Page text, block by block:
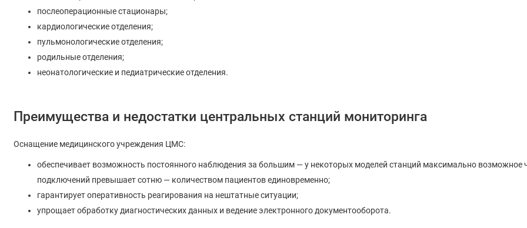
послеоперационные стационары;
кардиологические отделения;
пульмонологические отделения;
родильные отделения;
неонатологические и педиатрические отделения.
Преимущества и недостатки центральных станций мониторинга
Оснащение медицинского учреждения ЦМС:
обеспечивает возможность постоянного наблюдения за большим — у некоторых моделей станций максимально возможное
подключений превышает сотню — количеством пациентов единовременно;
гарантирует оперативность реагирования на нештатные ситуации;
упрощает обработку диагностических данных и ведение электронного документооборота.